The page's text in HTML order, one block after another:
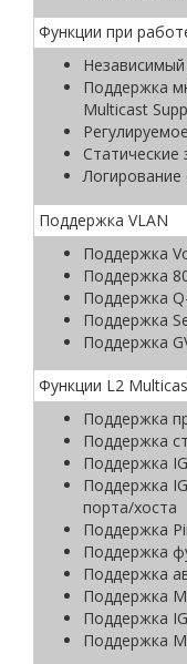
Функции при
Поддержка
Multicast
Статические
Логирование
Поддержка VLAN
Поддержка
Поддержка
Поддержка
Поддержка
Поддержка
Функции L2
Поддержка
Поддержка
Поддержка
Поддержка
порта/хоста
Поддержка
Поддержка
Поддержка
Поддержка
Поддержка
Поддержка